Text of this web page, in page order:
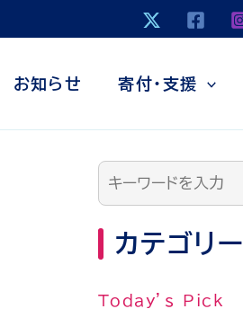
お知らせ 寄付・支援
カテゴリー
Today’s Pick